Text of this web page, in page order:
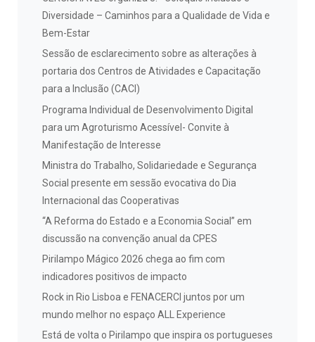
Diversidade – Caminhos para a Qualidade de Vida e
Bem-Estar
Sessão de esclarecimento sobre as alterações à
portaria dos Centros de Atividades e Capacitação
para a Inclusão (CACI)
Programa Individual de Desenvolvimento Digital
para um Agroturismo Acessível- Convite à
Manifestação de Interesse
Ministra do Trabalho, Solidariedade e Segurança
Social presente em sessão evocativa do Dia
Internacional das Cooperativas
“A Reforma do Estado e a Economia Social” em
discussão na convenção anual da CPES
Pirilampo Mágico 2026 chega ao fim com
indicadores positivos de impacto
Rock in Rio Lisboa e FENACERCI juntos por um
mundo melhor no espaço ALL Experience
Está de volta o Pirilampo que inspira os portugueses